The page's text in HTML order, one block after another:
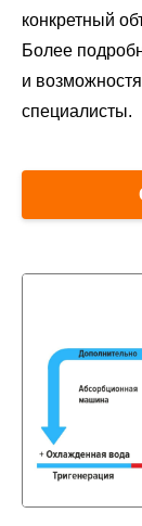
конкретный
Более
и
специалисты.